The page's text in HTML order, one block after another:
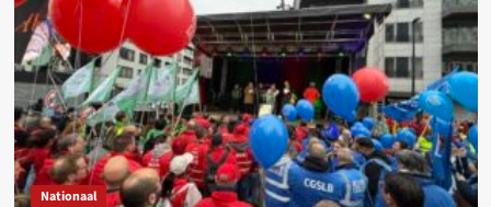
mediasensatie
‘individuele
actie’
Nationaal